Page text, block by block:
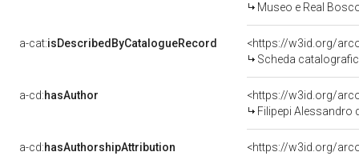
Museo e Real
a-cat:isDescribedByCatalogueRecord
<https://w3id.org/
Scheda
a-cd:hasAuthor
<https://w3id.org/
Filipepi Alessandro
a-cd:hasAuthorshipAttribution
<https://w3id.org/